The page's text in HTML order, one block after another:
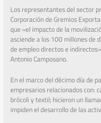
Los representantes del sector
Corporación de Gremios
que «el impacto de la
asciende a los 100 millones de
de empleo directos e
Antonio Camposano.
En el marco del décimo día de
empresarios relacionados con:
brócoli y textil; hicieron un
impiden el desarrollo de las